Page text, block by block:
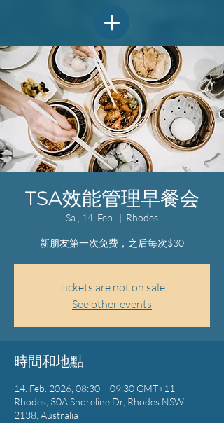
TSA效能管理早餐会
Sa., 14. Feb.
  |
Rhodes
新朋友第一次免费，之后每次$30
Tickets are not on sale
See other events
時間和地點
14. Feb. 2026, 08:30 – 09:30 GMT+11
Rhodes, 30A Shoreline Dr, Rhodes NSW
2138, Australia